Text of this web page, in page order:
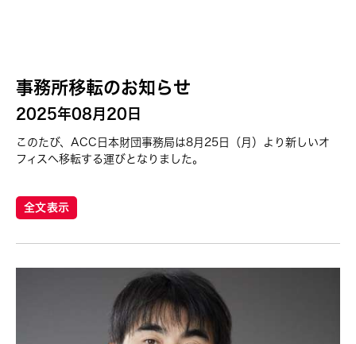
事務所移転のお知らせ
2025年08月20日
このたび、ACC日本財団事務局は8月25日（月）より新しいオ
フィスへ移転する運びとなりました。
全文表示